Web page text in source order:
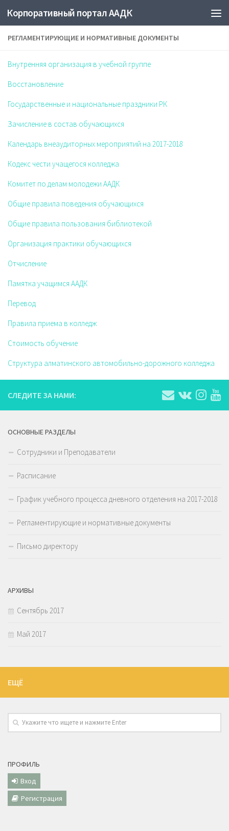
Корпоративный портал ААДК
РЕГЛАМЕНТИРУЮЩИЕ И НОРМАТИВНЫЕ ДОКУМЕНТЫ
Внутренняя организация в учебной группе
Восстановление
Государственные и национальные праздники РК
Зачисление в состав обучающихся
Календарь внеаудиторных мероприятий на 2017-2018
Кодекс чести учащегося колледжа
Комитет по делам молодежи ААДК
Общие правила поведения обучающихся
Общие правила пользования библиотекой
Организация практики обучающихся
Отчисление
Памятка учащимся ААДК
Перевод
Правила приема в колледж
Стоимость обучение
Структура алматинского автомобильно-дорожного колледжа
СЛЕДИТЕ ЗА НАМИ:
ОСНОВНЫЕ РАЗДЕЛЫ
Сотрудники и Преподаватели
Расписание
График учебного процесса дневного отделения на 2017-2018
Регламентирующие и нормативные документы
Письмо директору
АРХИВЫ
Сентябрь 2017
Май 2017
ЕЩЁ
ПРОФИЛЬ
Вход
Регистрация